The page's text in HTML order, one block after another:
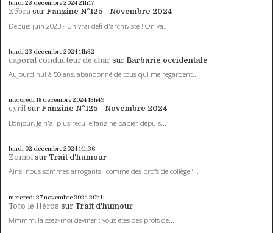
lundi 23 décembre 202421h17
Zébra sur Fanzine N°125 - Novembre 2024
Depuis juin 2023 ? Un vrai défi d'archiviste ! On va...
lundi 23 décembre 202411h32
caporal conducteur de char sur Barbarie occidentale
Aujourd'hui à 50 ans, abandonné de tous qui me regardent...
mercredi 18 décembre 202413h49
cyril sur Fanzine N°125 - Novembre 2024
Bonjour, Je n'ai plus reçu le fanzine papier depuis...
lundi 02 décembre 202414h36
Zombi sur Trait d'humour
Ainsi nous sommes arrogants "comme des profs de collège"...
mercredi 27novembre 202420h11
Toto le Héros sur Trait d'humour
Mmmm, laissez-moi deviner : vous êtes des profs de...